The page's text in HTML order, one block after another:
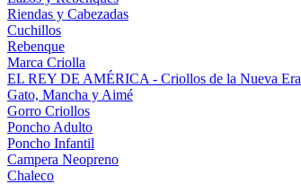
Riendas y Cabezadas
Cuchillos
Rebenque
Marca Criolla
EL REY DE AMÉRICA - Criollos de la Nueva Era
Gato, Mancha y Aimé
Gorro Criollos
Poncho Adulto
Poncho Infantil
Campera Neopreno
Chaleco